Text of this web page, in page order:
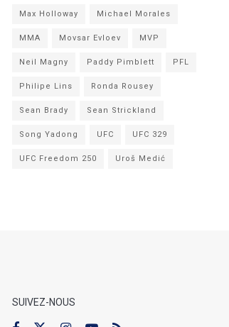
Max Holloway Michael Morales
MMA Movsar Evloev MVP
Neil Magny Paddy Pimblett PFL
Philipe Lins Ronda Rousey
Sean Brady Sean Strickland
Song Yadong UFC UFC 329
UFC Freedom 250 Uroš Medić
SUIVEZ-NOUS